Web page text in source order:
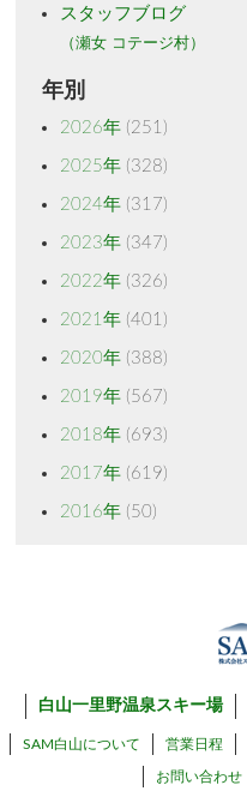
スタッフブログ
（瀬女 コテージ村）
年別
2026年(251)
2025年(328)
2024年(317)
2023年(347)
2022年(326)
2021年(401)
2020年(388)
2019年(567)
2018年(693)
2017年(619)
2016年(50)
白山一里野温泉スキー場
SAM白山について 営業日程
お問い合わせ